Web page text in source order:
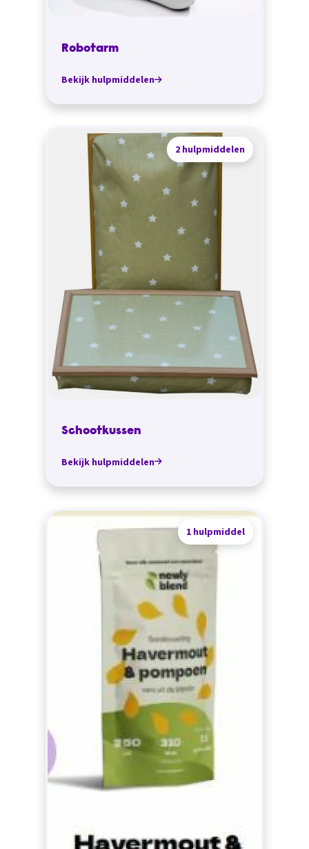
Robotarm
Bekijk hulpmiddelen
2 hulpmiddelen
Schootkussen
Bekijk hulpmiddelen
1 hulpmiddel